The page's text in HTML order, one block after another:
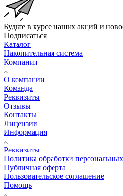
Будьте в курсе наших акций и
Подписаться
Каталог
Накопительная система
Компания
О компании
Команда
Реквизиты
Отзывы
Контакты
Лицензии
Информация
Реквизиты
Политика обработки
Публичная оферта
Пользовательское соглашение
Помощь